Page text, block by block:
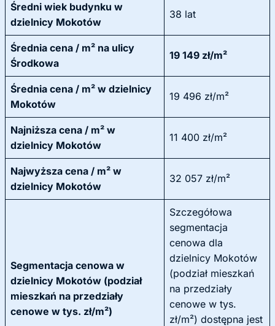
Średni wiek budynku w
dzielnicy Mokotów
38 lat
Średnia cena / m² na ulicy
Środkowa
19 149 zł/m²
Średnia cena / m² w dzielnicy
Mokotów
19 496 zł/m²
Najniższa cena / m² w
dzielnicy Mokotów
11 400 zł/m²
Najwyższa cena / m² w
dzielnicy Mokotów
32 057 zł/m²
Segmentacja cenowa w
dzielnicy Mokotów (podział
mieszkań na przedziały
cenowe w tys. zł/m²)
Szczegółowa
segmentacja
cenowa dla
dzielnicy Mokotów
(podział mieszkań
na przedziały
cenowe w tys.
zł/m²) dostępna jest